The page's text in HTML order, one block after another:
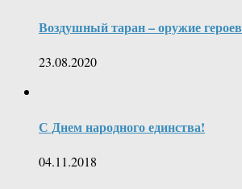
Воздушный таран – оружие героев
23.08.2020
С Днем народного единства!
04.11.2018